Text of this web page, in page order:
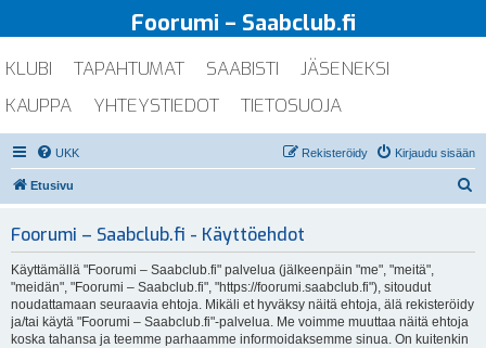
Foorumi – Saabclub.fi
KLUBI TAPAHTUMAT SAABISTI
JÄSENEKSI
KAUPPA
YHTEYSTIEDOT TIETOSUOJA
UKK Kirjaudu sisään
Rekisteröidy
Etusivu
Foorumi – Saabclub.fi - Käyttöehdot
Käyttämällä "Foorumi – Saabclub.fi" palvelua (jälkeenpäin "me", "meitä",
"meidän", "Foorumi – Saabclub.fi", "https://foorumi.saabclub.fi"), sitoudut
noudattamaan seuraavia ehtoja. Mikäli et hyväksy näitä ehtoja, älä rekisteröidy
ja/tai käytä "Foorumi – Saabclub.fi"-palvelua. Me voimme muuttaa näitä ehtoja
koska tahansa ja teemme parhaamme informoidaksemme sinua. On kuitenkin